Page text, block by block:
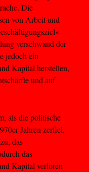
Die
von Arbeit und
verschwand der
jedoch ein
Kapital herstellen,
und auf
als die politische
Jahren zerfiel.
das
das
Kapital verloren